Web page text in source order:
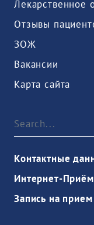
Лекарственное
Отзывы
ЗОЖ
Вакансии
Карта сайта
Контактные
Интернет-
Запись на прием